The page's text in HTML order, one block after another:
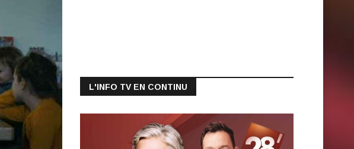
L'INFO TV EN CONTINU